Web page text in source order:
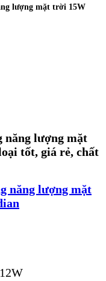
lượng mặt trời 15W
năng lượng mặt
tốt, giá rẻ, chất
năng lượng mặt